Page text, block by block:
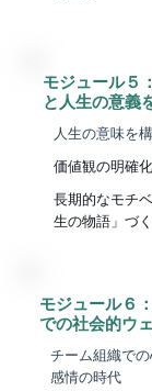
モジュール５
と人生の意義
人生の意味を
価値観の明確
長期的なモチ
生の物語」づ
モジュール６
での社会的ウ
チーム組織で
感情の時代